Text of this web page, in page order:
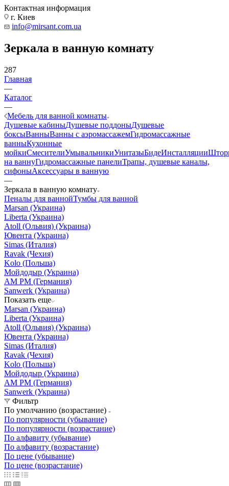
Контактная информация
г. Киев
info@mirsant.com.ua
Зеркала в ванную комнату
287
Главная
—
Каталог
—
Мебель для ванной комнаты
Душевые кабиныДушевые поддоныДушевые
боксыВанныВанны с аэромассажемГидромассажные
ванныКухонные
мойкиСмесителиУмывальникиУнитазыБидеИнсталляции
на ваннуГидромассажные панелиТрапы, душевые каналы,
сифоныАксессуары в ванную
—
Зеркала в ванную комнату
Пеналы для ваннойТумбы для ванной
Marsan (Украина)
Liberta (Украина)
Atoll (Ольвия) (Украина)
Ювента (Украина)
Simas (Италия)
Ravak (Чехия)
Kolo (Польша)
Мойдодыр (Украина)
AM PM (Германия)
Sanwerk (Украина)
Показать еще
Marsan (Украина)
Liberta (Украина)
Atoll (Ольвия) (Украина)
Ювента (Украина)
Simas (Италия)
Ravak (Чехия)
Kolo (Польша)
Мойдодыр (Украина)
AM PM (Германия)
Sanwerk (Украина)
Фильтр
По умолчанию (возрастание)
По популярности (убывание)
По популярности (возрастание)
По алфавиту (убывание)
По алфавиту (возрастание)
По цене (убывание)
По цене (возрастание)